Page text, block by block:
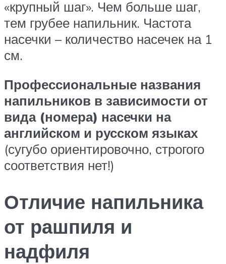
«крупный шаг». Чем больше шаг,
тем грубее напильник. Частота
насечки – количество насечек на 1
см.
Профессиональные названия
напильников в зависимости от
вида (номера) насечки на
английском и русском языках
(сугубо ориентировочно, строгого
соответствия нет!)
Отличие напильника
от рашпиля и
надфиля